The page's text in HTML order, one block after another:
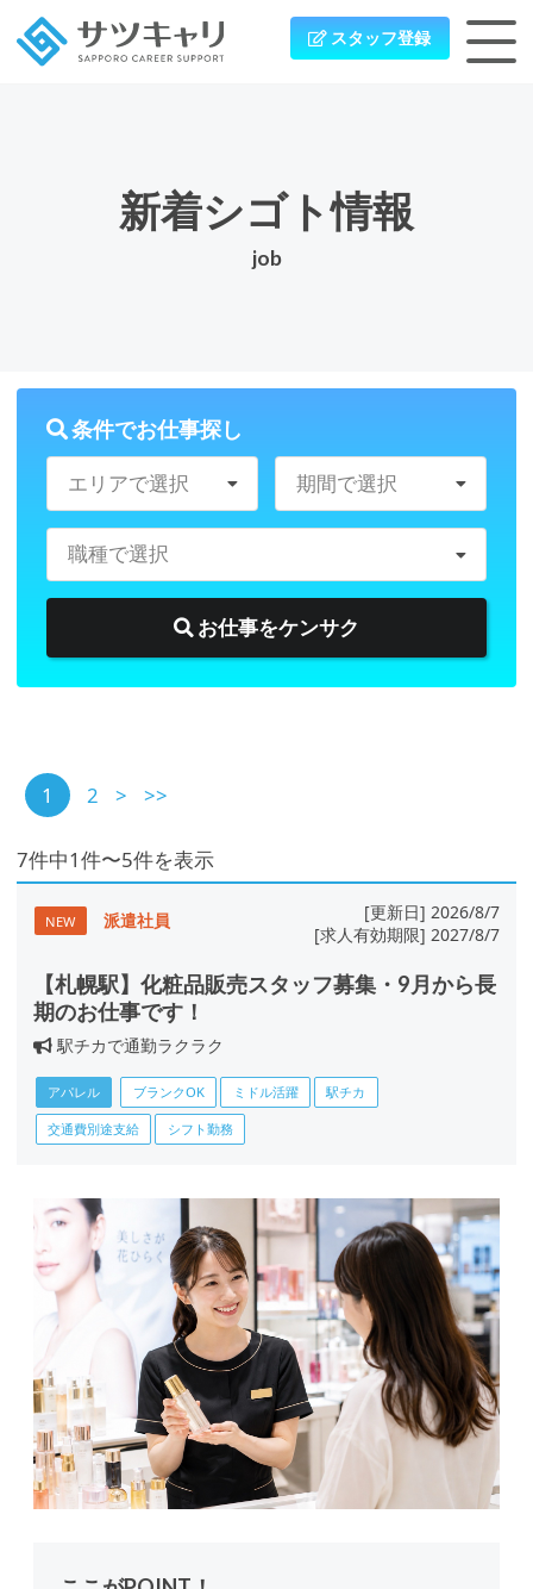
スタッフ登録
新着シゴト情報
job
条件でお仕事探し
エリアで選択 期間で選択
職種で選択
お仕事をケンサク
1 2 > >>
7件中1件〜5件を表示
NEW 派遣社員
[更新日] 2026/8/7
[求人有効期限] 2027/8/7
【札幌駅】化粧品販売スタッフ募集・9月から長
期のお仕事です！
駅チカで通勤ラクラク
アパレル ブランクOK ミドル活躍 駅チカ
交通費別途支給 シフト勤務